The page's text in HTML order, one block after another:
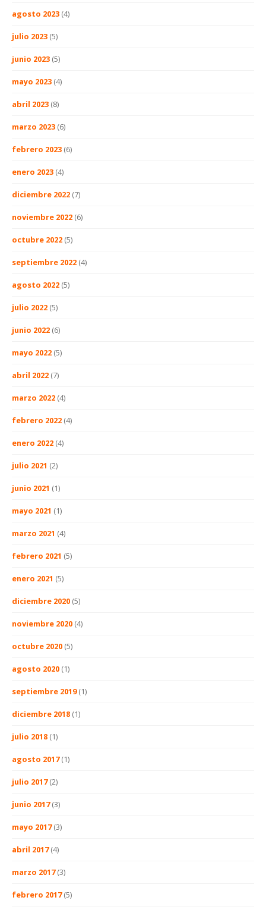
agosto 2023 (4)
julio 2023 (5)
junio 2023 (5)
mayo 2023 (4)
abril 2023 (8)
marzo 2023 (6)
febrero 2023 (6)
enero 2023 (4)
diciembre 2022 (7)
noviembre 2022 (6)
octubre 2022 (5)
septiembre 2022 (4)
agosto 2022 (5)
julio 2022 (5)
junio 2022 (6)
mayo 2022 (5)
abril 2022 (7)
marzo 2022 (4)
febrero 2022 (4)
enero 2022 (4)
julio 2021 (2)
junio 2021 (1)
mayo 2021 (1)
marzo 2021 (4)
febrero 2021 (5)
enero 2021 (5)
diciembre 2020 (5)
noviembre 2020 (4)
octubre 2020 (5)
agosto 2020 (1)
septiembre 2019(1)
diciembre 2018 (1)
julio 2018 (1)
agosto 2017(1)
julio 2017(2)
junio 2017(3)
mayo 2017(3)
abril 2017(4)
marzo 2017(3)
febrero 2017(5)